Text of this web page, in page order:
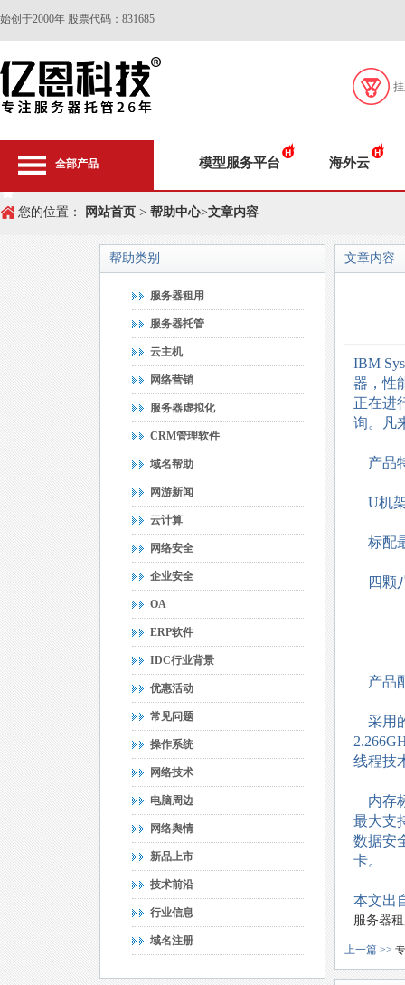
始创于2000年 股票代码：831685
全部产品 模型服务平台 海外云
您的位置： 网站首页 > 帮助中心>文章内容
帮助类别
服务器租用
服务器托管
云主机
网络营销
服务器虚拟化
CRM管理软件
域名帮助
网游新闻
云计算
网络安全
企业安全
OA
ERP软件
IDC行业背景
优惠活动
常见问题
操作系统
网络技术
电脑周边
网络舆情
新品上市
技术前沿
行业信息
域名注册
文章内容
IBM
器，性
正在进
询。凡
产品
U机
标配
四颗
产品
采用
线程技
内存
最大支
数据安
卡。
本文出
服务器
上一篇 >>